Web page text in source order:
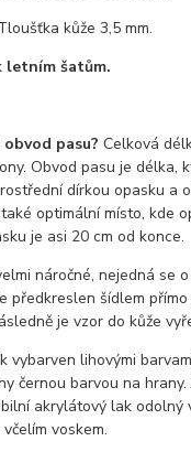
kůže 3,5 mm.
letním šatům.
obvod pasu?Celková
Obvod pasu je délka,
dírkou opasku a
optimální místo, kde
je asi 20 cm od konce.
náročné, nejedná se
předkreslen šídlem
je vzor do kůže
vybarven lihovými
černou barvou na hrany.
akrylátový lak odolný
voskem.